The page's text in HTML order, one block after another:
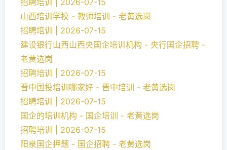
招聘培训 | 2026-07-15
山西培训学校 - 教师培训 - 老黄选岗
招聘培训 | 2026-07-15
建设银行山西山西央国企培训机构 - 央行国企招聘 -
老黄选岗
招聘培训 | 2026-07-15
晋中国投培训哪家好 - 晋中培训 - 老黄选岗
招聘培训 | 2026-07-15
国企的培训机构 - 国企培训 - 老黄选岗
招聘培训 | 2026-07-15
阳泉国企押题 - 国企招聘 - 老黄选岗